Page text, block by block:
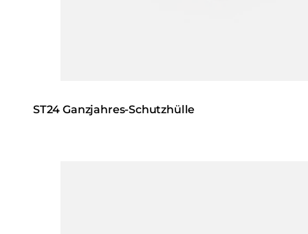
ST24 Ganzjahres-Schutzhülle